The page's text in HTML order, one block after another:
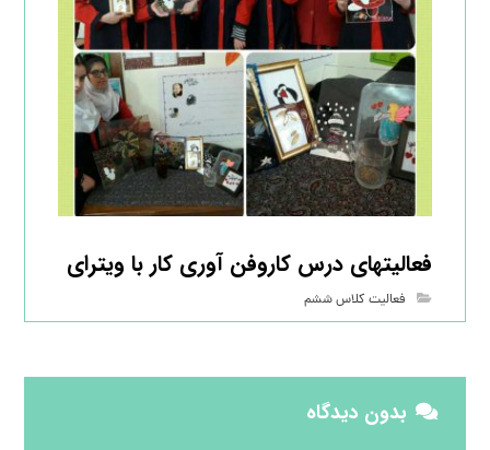
فعالیتهای درس کاروفن آوری کار با ویترای
فعالیت کلاس ششم
بدون دیدگاه